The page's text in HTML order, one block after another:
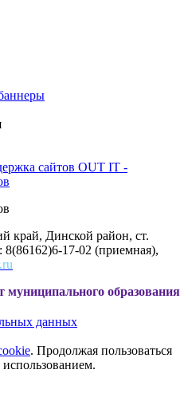
OUT IT -
край, Динской район, ст.
8(86162)6-17-02 (приемная),
образования Динской
данных
. Продолжая пользоваться